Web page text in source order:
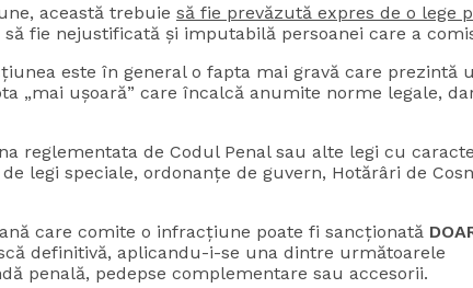
această trebuie să fie prevăzută expres de o lege
fie nejustificată și imputabilă persoanei care a
este în general o fapta mai gravă care prezintă
„mai ușoară” care încalcă anumite norme legale,
reglementata de Codul Penal sau alte legi cu
legi speciale, ordonanțe de guvern, Hotărâri de
care comite o infracțiune poate fi sancționată
definitivă, aplicandu-i-se una dintre următoarele
penală, pedepse complementare sau accesorii.